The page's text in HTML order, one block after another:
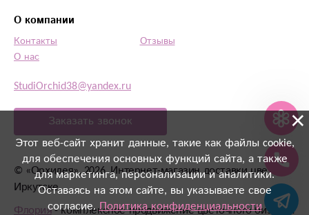
Этот веб-сайт хранит данные, такие как файлы cookie,
для обеспечения основных функций сайта, а также
для маркетинга, персонализации и аналитики.
Оставаясь на этом сайте, вы указываете свое
согласие.Политика конфиденциальности
×
StudiOrchid38@yandex.ru
Заказать звонок
О компании
Контакты
О нас
Отзывы
© «Орхидея», 2026, Интернет-магазин доставки цветов в
Иркутске
Флория- комплексное продвижение цветочного бизнеса